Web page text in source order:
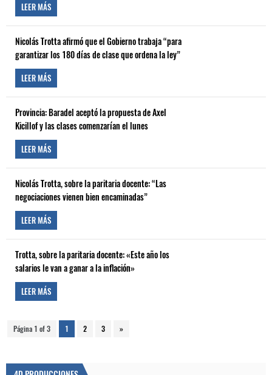
LEER MÁS
Nicolás Trotta afirmó que el Gobierno trabaja “para
garantizar los 180 días de clase que ordena la ley”
LEER MÁS
Provincia: Baradel aceptó la propuesta de Axel
Kicillof y las clases comenzarían el lunes
LEER MÁS
Nicolás Trotta, sobre la paritaria docente: “Las
negociaciones vienen bien encaminadas”
LEER MÁS
Trotta, sobre la paritaria docente: «Este año los
salarios le van a ganar a la inflación»
LEER MÁS
Página 1 of 3 1 2 3 »